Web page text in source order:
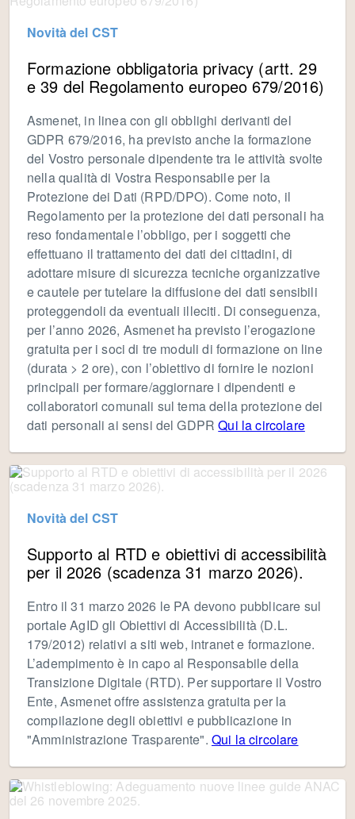
Novità del CST
Formazione obbligatoria privacy (artt. 29
e 39 del Regolamento europeo 679/2016)
Asmenet, in linea con gli obblighi derivanti del
GDPR 679/2016, ha previsto anche la formazione
del Vostro personale dipendente tra le attività svolte
nella qualità di Vostra Responsabile per la
Protezione dei Dati (RPD/DPO). Come noto, il
Regolamento per la protezione dei dati personali ha
reso fondamentale l’obbligo, per i soggetti che
effettuano il trattamento dei dati dei cittadini, di
adottare misure di sicurezza tecniche organizzative
e cautele per tutelare la diffusione dei dati sensibili
proteggendoli da eventuali illeciti. Di conseguenza,
per l’anno 2026, Asmenet ha previsto l’erogazione
gratuita per i soci di tre moduli di formazione on line
(durata > 2 ore), con l’obiettivo di fornire le nozioni
principali per formare/aggiornare i dipendenti e
collaboratori comunali sul tema della protezione dei
dati personali ai sensi del GDPRQui la circolare
Novità del CST
Supporto al RTD e obiettivi di accessibilità
per il 2026 (scadenza 31 marzo 2026).
Entro il 31 marzo 2026 le PA devono pubblicare sul
portale AgID gli Obiettivi di Accessibilità (D.L.
179/2012) relativi a siti web, intranet e formazione.
L’adempimento è in capo al Responsabile della
Transizione Digitale (RTD). Per supportare il Vostro
Ente, Asmenet offre assistenza gratuita per la
compilazione degli obiettivi e pubblicazione in
"Amministrazione Trasparente". Qui la circolare